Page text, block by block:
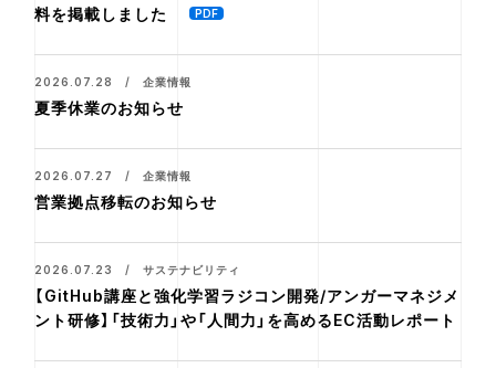
料を掲載しました
2026.07.28 / 企業情報
夏季休業のお知らせ
2026.07.27 / 企業情報
営業拠点移転のお知らせ
2026.07.23 / サステナビリティ
【GitHub講座と強化学習ラジコン開発/アンガーマネジメ
ント研修】「技術力」や「人間力」を高めるEC活動レポート